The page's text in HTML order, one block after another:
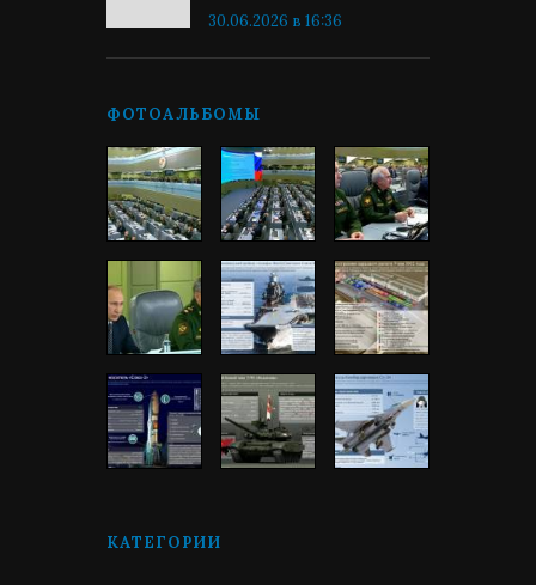
30.06.2026 в 16:36
ФОТОАЛЬБОМЫ
КАТЕГОРИИ